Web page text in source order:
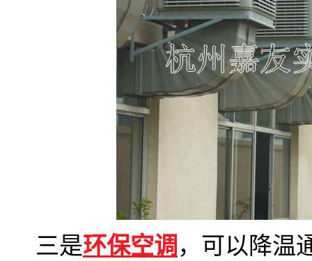
三是环保空调 ，可以降温